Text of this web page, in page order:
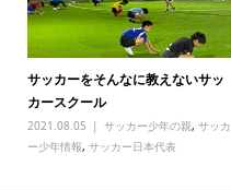
サッカーをそんなに教えないサッ
カースクール
2021.08.05 サッカー少年の親, サッカ
ー少年情報, サッカー日本代表